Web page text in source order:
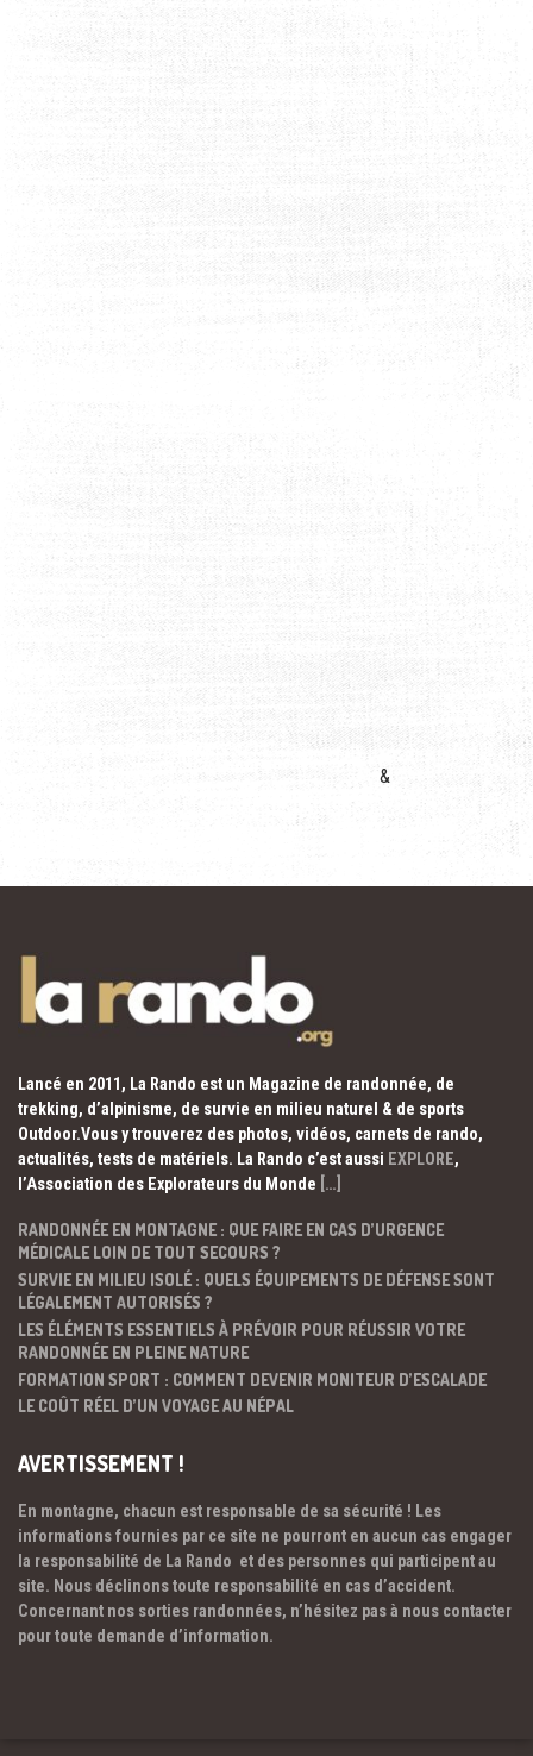
&
Lancé en 2011, La Rando est un Magazine de randonnée, de
trekking, d’alpinisme, de survie en milieu naturel & de sports
Outdoor.Vous y trouverez des photos, vidéos, carnets de rando,
actualités, tests de matériels. La Rando c’est aussi EXPLORE,
l’Association des Explorateurs du Monde […]
RANDONNÉE EN MONTAGNE : QUE FAIRE EN CAS D’URGENCE
MÉDICALE LOIN DE TOUT SECOURS ?
SURVIE EN MILIEU ISOLÉ : QUELS ÉQUIPEMENTS DE DÉFENSE SONT
LÉGALEMENT AUTORISÉS ?
LES ÉLÉMENTS ESSENTIELS À PRÉVOIR POUR RÉUSSIR VOTRE
RANDONNÉE EN PLEINE NATURE
FORMATION SPORT : COMMENT DEVENIR MONITEUR D’ESCALADE
LE COÛT RÉEL D’UN VOYAGE AU NÉPAL
AVERTISSEMENT !
En montagne, chacun est responsable de sa sécurité ! Les
informations fournies par ce site ne pourront en aucun cas engager
la responsabilité de La Rando et des personnes qui participent au
site. Nous déclinons toute responsabilité en cas d’accident.
Concernant nos sorties randonnées, n’hésitez pas à nous contacter
pour toute demande d’information.